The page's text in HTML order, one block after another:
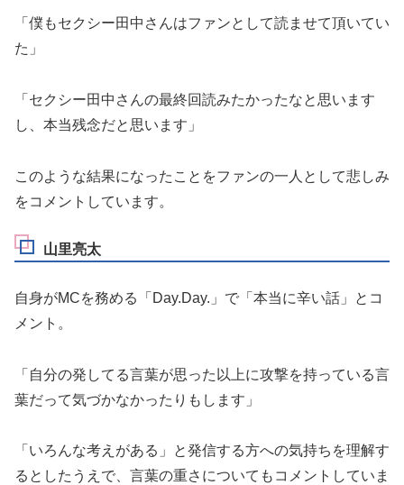
「僕もセクシー田中さんはファンとして読ませて頂いてい
た」
「セクシー田中さんの最終回読みたかったなと思います
し、本当残念だと思います」
このような結果になったことをファンの一人として悲しみ
をコメントしています。
山里亮太
自身がMCを務める「Day.Day.」で「本当に辛い話」とコ
メント。
「自分の発してる言葉が思った以上に攻撃を持っている言
葉だって気づかなかったりもします」
「いろんな考えがある」と発信する方への気持ちを理解す
るとしたうえで、言葉の重さについてもコメントしていま